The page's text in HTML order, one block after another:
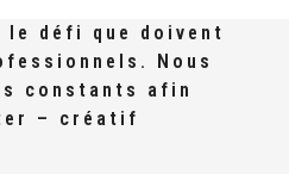
défi que doivent
Nous
constants afin
– créatif